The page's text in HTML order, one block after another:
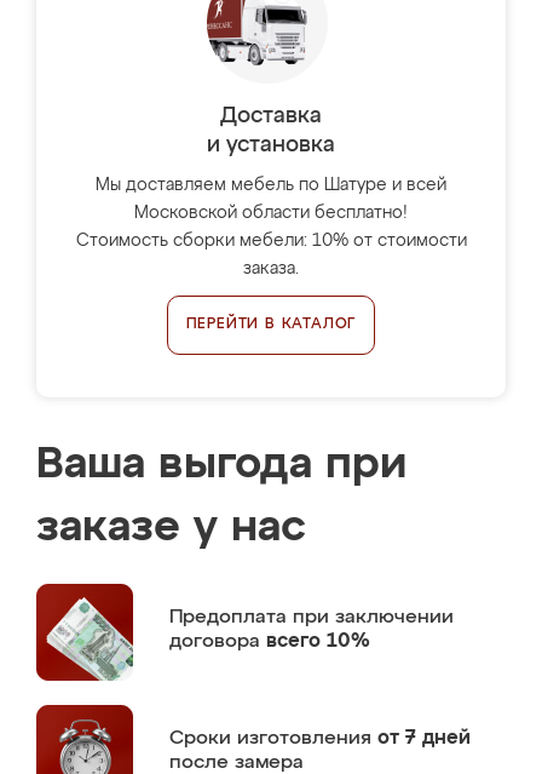
Доставка
и установка
Мы доставляем мебель по Шатуре и всей
Московской области бесплатно!
Стоимость сборки мебели: 10% от стоимости
заказа.
ПЕРЕЙТИ В КАТАЛОГ
Ваша выгода при
заказе у нас
Предоплата при заключении
договора всего 10%
Сроки изготовления от 7 дней
после замера